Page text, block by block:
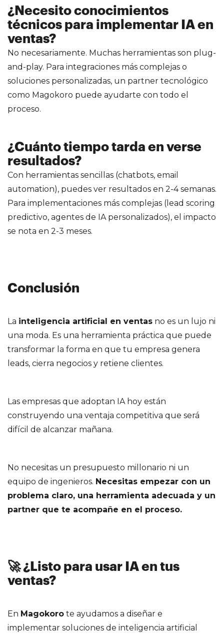
¿Necesito conocimientos
técnicos para implementar IA en
ventas?
No necesariamente. Muchas herramientas son plug-
and-play. Para integraciones más complejas o
soluciones personalizadas, un partner tecnológico
como Magokoro puede ayudarte con todo el
proceso.
¿Cuánto tiempo tarda en verse
resultados?
Con herramientas sencillas (chatbots, email
automation), puedes ver resultados en 2-4 semanas.
Para implementaciones más complejas (lead scoring
predictivo, agentes de IA personalizados), el impacto
se nota en 2-3 meses.
Conclusión
La inteligencia artificial en ventas no es un lujo ni
una moda. Es una herramienta práctica que puede
transformar la forma en que tu empresa genera
leads, cierra negocios y retiene clientes.
Las empresas que adoptan IA hoy están
construyendo una ventaja competitiva que será
difícil de alcanzar mañana.
No necesitas un presupuesto millonario ni un
equipo de ingenieros. Necesitas empezar con un
problema claro, una herramienta adecuada y un
partner que te acompañe en el proceso.
🚀 ¿Listo para usar IA en tus
ventas?
En Magokoro te ayudamos a diseñar e
implementar soluciones de inteligencia artificial